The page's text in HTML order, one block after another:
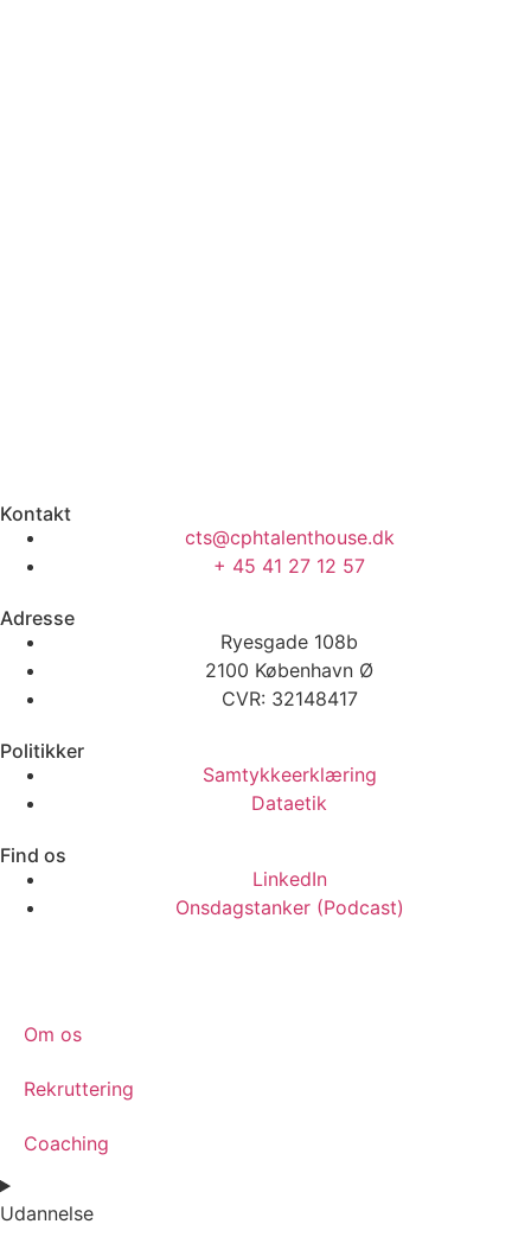
Kontakt
cts@cphtalenthouse.dk
+ 45 41 27 12 57
Adresse
Ryesgade 108b
2100 København Ø
CVR: 32148417
Politikker
Samtykkeerklæring
Dataetik
Find os
LinkedIn
Onsdagstanker (Podcast)
Om os
Rekruttering
Coaching
Udannelse